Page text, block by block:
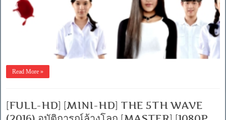
Read More »
[FULL-HD] [MINI-HD] THE 5TH WAVE